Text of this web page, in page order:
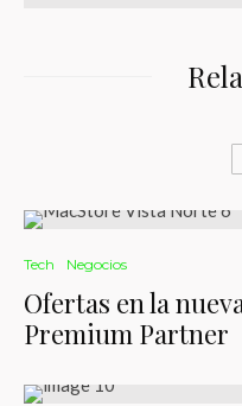
Tech Negocios
Ofertas en la
Premium Partner